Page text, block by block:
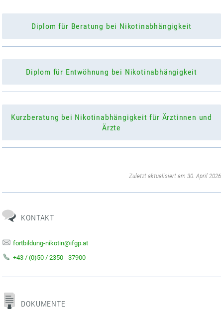
Diplom für Beratung bei Nikotinabhängigkeit
Diplom für Entwöhnung bei Nikotinabhängigkeit
Kurzberatung bei Nikotinabhängigkeit für Ärztinnen und
Ärzte
Zuletzt aktualisiert am 30. April 2026
KONTAKT
fortbildung-nikotin@ifgp.at
+43 / (0)50 / 2350 - 37900
DOKUMENTE